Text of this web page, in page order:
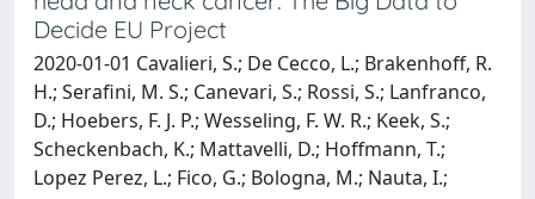
Decide EU Project
2020-01-01 Cavalieri, S.; De Cecco, L.; Brakenhoff, R.
H.; Serafini, M. S.; Canevari, S.; Rossi, S.; Lanfranco,
D.; Hoebers, F. J. P.; Wesseling, F. W. R.; Keek, S.;
Scheckenbach, K.; Mattavelli, D.; Hoffmann, T.;
Lopez Perez, L.; Fico, G.; Bologna, M.; Nauta, I.;